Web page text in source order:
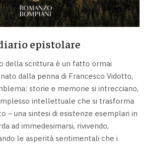
epistolare
della scrittura è un fatto ormai
dalla penna di Francesco Vidotto,
storie e memorie si intrecciano,
intellettuale che si trasforma
‒ una sintesi di esistenze esemplari in
ad immedesimarsi, rivivendo,
le asperità sentimentali che i